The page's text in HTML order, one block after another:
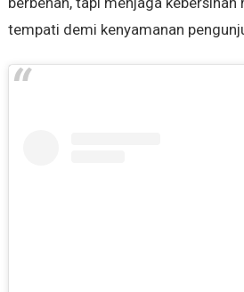
tempati demi kenyamanan